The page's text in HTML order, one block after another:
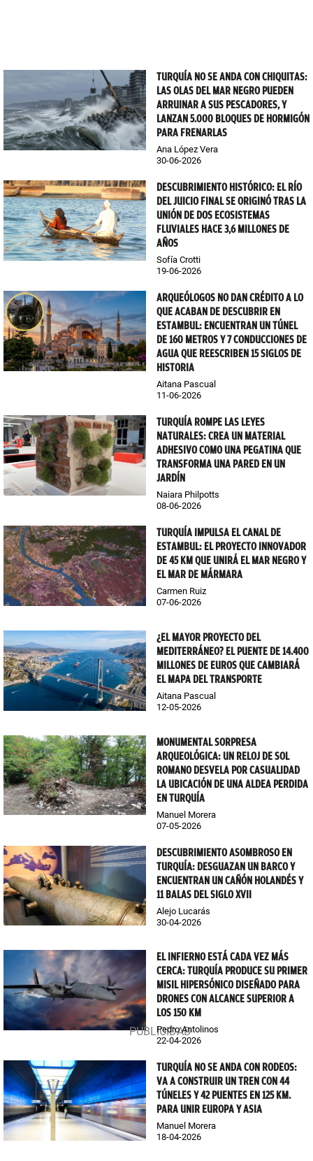
TURQUÍA NO SE ANDA CON CHIQUITAS:
LAS OLAS DEL MAR NEGRO PUEDEN
ARRUINAR A SUS PESCADORES, Y
LANZAN 5.000 BLOQUES DE HORMIGÓN
PARA FRENARLAS
Ana López Vera
30-06-2026
DESCUBRIMIENTO HISTÓRICO: EL RÍO
DEL JUICIO FINAL SE ORIGINÓ TRAS LA
UNIÓN DE DOS ECOSISTEMAS
FLUVIALES HACE 3,6 MILLONES DE
AÑOS
Sofía Crotti
19-06-2026
ARQUEÓLOGOS NO DAN CRÉDITO A LO
QUE ACABAN DE DESCUBRIR EN
ESTAMBUL: ENCUENTRAN UN TÚNEL
DE 160 METROS Y 7 CONDUCCIONES DE
AGUA QUE REESCRIBEN 15 SIGLOS DE
HISTORIA
Aitana Pascual
11-06-2026
TURQUÍA ROMPE LAS LEYES
NATURALES: CREA UN MATERIAL
ADHESIVO COMO UNA PEGATINA QUE
TRANSFORMA UNA PARED EN UN
JARDÍN
Naiara Philpotts
08-06-2026
TURQUÍA IMPULSA EL CANAL DE
ESTAMBUL: EL PROYECTO INNOVADOR
DE 45 KM QUE UNIRÁ EL MAR NEGRO Y
EL MAR DE MÁRMARA
Carmen Ruiz
07-06-2026
¿EL MAYOR PROYECTO DEL
MEDITERRÁNEO? EL PUENTE DE 14.400
MILLONES DE EUROS QUE CAMBIARÁ
EL MAPA DEL TRANSPORTE
Aitana Pascual
12-05-2026
MONUMENTAL SORPRESA
ARQUEOLÓGICA: UN RELOJ DE SOL
ROMANO DESVELA POR CASUALIDAD
LA UBICACIÓN DE UNA ALDEA PERDIDA
EN TURQUÍA
Manuel Morera
07-05-2026
DESCUBRIMIENTO ASOMBROSO EN
TURQUÍA: DESGUAZAN UN BARCO Y
ENCUENTRAN UN CAÑÓN HOLANDÉS Y
11 BALAS DEL SIGLO XVII
Alejo Lucarás
30-04-2026
EL INFIERNO ESTÁ CADA VEZ MÁS
CERCA: TURQUÍA PRODUCE SU PRIMER
MISIL HIPERSÓNICO DISEÑADO PARA
DRONES CON ALCANCE SUPERIOR A
LOS 150 KM
Pedro Antolinos
22-04-2026
TURQUÍA NO SE ANDA CON RODEOS:
VA A CONSTRUIR UN TREN CON 44
TÚNELES Y 42 PUENTES EN 125 KM.
PARA UNIR EUROPA Y ASIA
Manuel Morera
18-04-2026